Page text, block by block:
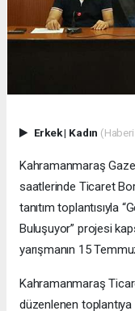
Erkek| Kadın
Kahramanmaraş
saatlerinde Ticaret
tanıtım toplantısıyla
Buluşuyor” projesi
yarışmanın 15
Kahramanmaraş
düzenlenen